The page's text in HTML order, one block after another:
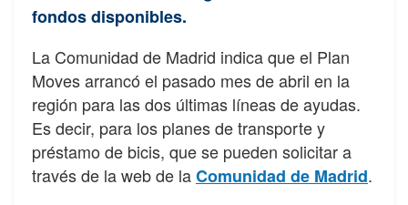
fondos disponibles.
La Comunidad de Madrid indica que el Plan
Moves arrancó el pasado mes de abril en la
región para las dos últimas líneas de ayudas.
Es decir, para los planes de transporte y
préstamo de bicis, que se pueden solicitar a
través de la web de laComunidad de Madrid.